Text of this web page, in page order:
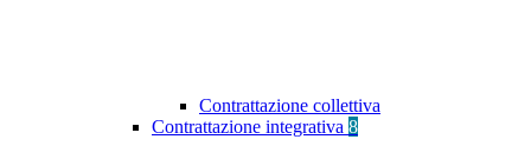
Contrattazione collettiva
Contrattazione integrativa 8